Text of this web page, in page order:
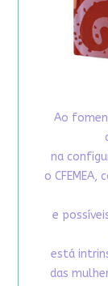
Ao
na
o
e
está
das